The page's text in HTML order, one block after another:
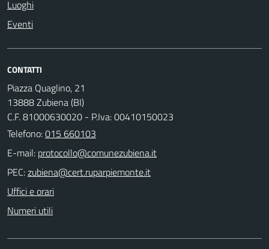
Luoghi
Eventi
CONTATTI
Piazza Quaglino, 21
13888 Zubiena (BI)
C.F. 81000630020 - P.Iva: 00410150023
Telefono:015 660103
E-mail:
PEC:
Uffici e orari
Numeri utili